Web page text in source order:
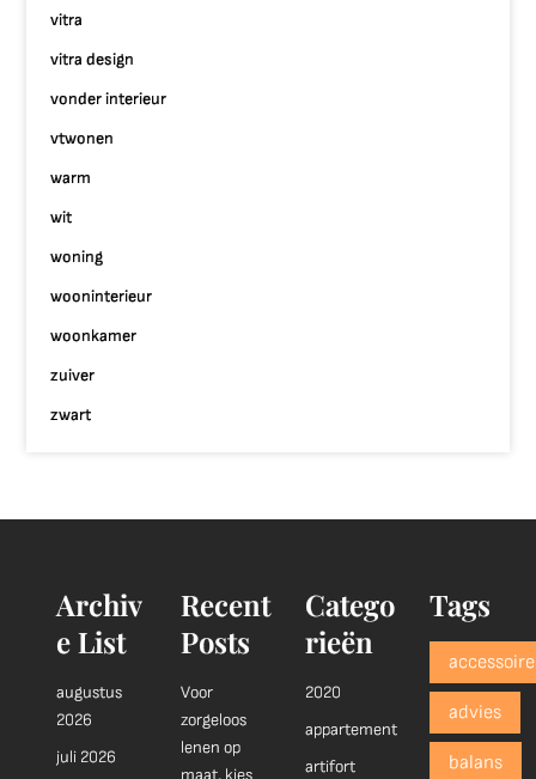
vitra
vitra design
vonder interieur
vtwonen
warm
wit
woning
wooninterieur
woonkamer
zuiver
zwart
Archiv
e List
augustus
2026
juli 2026
Recent
Posts
Voor
zorgeloos
lenen op
maat, kies
Catego
rieën
2020
appartement
artifort
Tags
advies
balans